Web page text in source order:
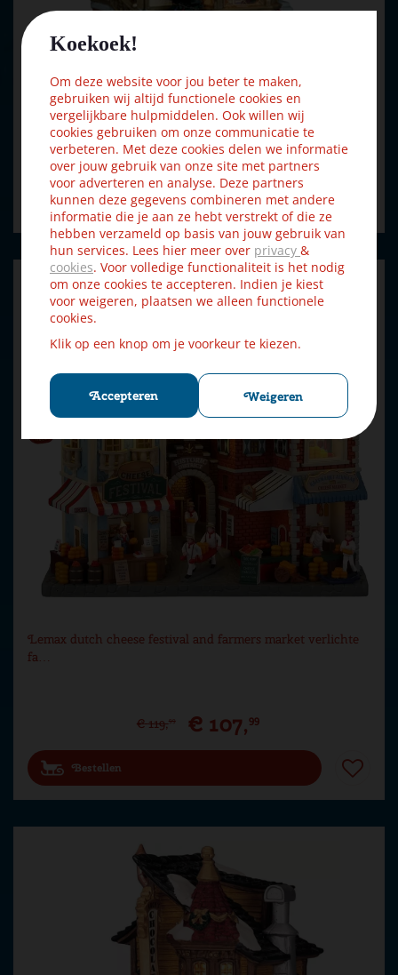
Koekoek!
Om deze website voor jou beter te maken,
gebruiken wij altijd functionele cookies en
vergelijkbare hulpmiddelen. Ook willen wij
cookies gebruiken om onze communicatie te
verbeteren. Met deze cookies delen we informatie
over jouw gebruik van onze site met partners
voor adverteren en analyse. Deze partners
kunnen deze gegevens combineren met andere
informatie die je aan ze hebt verstrekt of die ze
hebben verzameld op basis van jouw gebruik van
hun services. Lees hier meer over privacy &
cookies. Voor volledige functionaliteit is het nodig
om onze cookies te accepteren. Indien je kiest
voor weigeren, plaatsen we alleen functionele
cookies.
Klik op een knop om je voorkeur te kiezen.
Accepteren Weigeren
Cadd…
€ 34,99 € 31,49
Bestellen
Lemax dutch cheese festival and farmers market verlichte
fa…
€ 119,99 € 107,99
Bestellen